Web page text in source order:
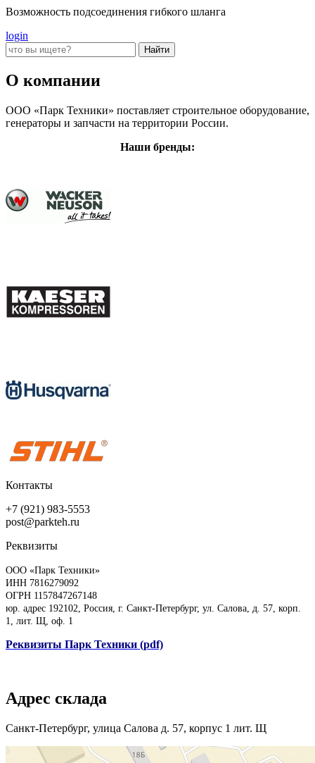
Возможность подсоединения гибкого шланга
login
О компании
ООО «Парк Техники» поставляет строительное оборудование,
генераторы и запчасти на территории России.
Наши бренды:
Контакты
+7 (921) 983-5553
post@parkteh.ru
Реквизиты
ООО «Парк Техники»
ИНН 7816279092
ОГРН 1157847267148
юр. адрес 192102, Россия, г. Санкт-Петербург, ул. Салова, д. 57, корп.
1, лит. Щ, оф. 1
Реквизиты Парк Техники (pdf)
Адрес склада
Санкт-Петербург, улица Салова д. 57, корпус 1 лит. Щ